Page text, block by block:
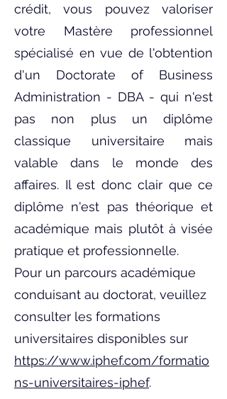
crédit, vous pouvez valoriser
votre Mastère professionnel
spécialisé en vue de l'obtention
d'un Doctorate of Business
Administration - DBA - qui n'est
pas non plus un diplôme
classique universitaire mais
valable dans le monde des
affaires. Il est donc clair que ce
diplôme n'est pas théorique et
académique mais plutôt à visée
pratique et professionnelle.
Pour un parcours académique
conduisant au doctorat, veuillez
consulter les formations
universitaires disponibles sur
https://www.iphef.com/formatio
ns-universitaires-iphef.